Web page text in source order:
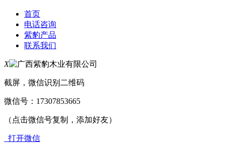
首页
电话咨询
紫豹产品
联系我们
X
截屏，微信识别二维码
微信号： 17307853665
（点击微信号复制，添加好友）
打开微信